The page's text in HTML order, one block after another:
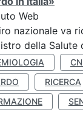
Web
nazionale va
della Salute
RICERCA